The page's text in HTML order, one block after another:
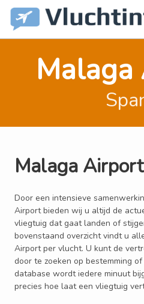
Malaga
Door een intensieve
Airport bieden wij u altijd de
vliegtuig dat gaat landen of
bovenstaand overzicht vindt u
Airport per vlucht. U kunt de
door te zoeken op bestemming
database wordt iedere minuut
precies hoe laat een vliegtuig